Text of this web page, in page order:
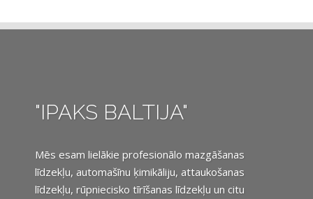
"IPAKS BALTIJA"
Mēs esam lielākie profesionālo mazgāšanas
līdzekļu, automašīnu ķimikāliju, attaukošanas
līdzekļu, rūpniecisko tīrīšanas līdzekļu un citu